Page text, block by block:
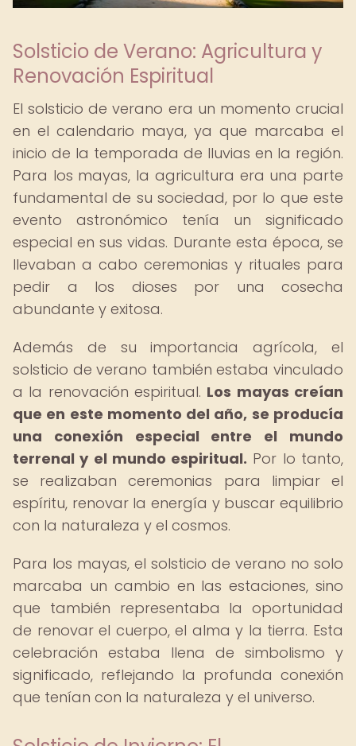
Solsticio de Verano: Agricultura y
Renovación Espiritual
El solsticio de verano era un momento crucial
en el calendario maya, ya que marcaba el
inicio de la temporada de lluvias en la región.
Para los mayas, la agricultura era una parte
fundamental de su sociedad, por lo que este
evento astronómico tenía un significado
especial en sus vidas. Durante esta época, se
llevaban a cabo ceremonias y rituales para
pedir a los dioses por una cosecha
abundante y exitosa.
Además de su importancia agrícola, el
solsticio de verano también estaba vinculado
a la renovación espiritual. Los mayas creían
que en este momento del año, se producía
una conexión especial entre el mundo
terrenal y el mundo espiritual. Por lo tanto,
se realizaban ceremonias para limpiar el
espíritu, renovar la energía y buscar equilibrio
con la naturaleza y el cosmos.
Para los mayas, el solsticio de verano no solo
marcaba un cambio en las estaciones, sino
que también representaba la oportunidad
de renovar el cuerpo, el alma y la tierra. Esta
celebración estaba llena de simbolismo y
significado, reflejando la profunda conexión
que tenían con la naturaleza y el universo.